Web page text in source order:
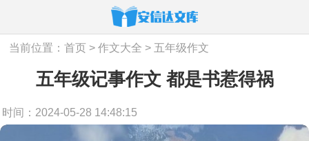
当前位置：首页 >作文大全 > 五年级作文
五年级记事作文 都是书惹得祸
时间：2024-05-28 14:48:15